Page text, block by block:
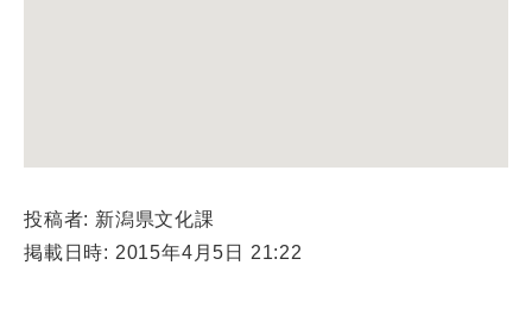
投稿者: 新潟県文化課
掲載日時: 2015年4月5日 21:22